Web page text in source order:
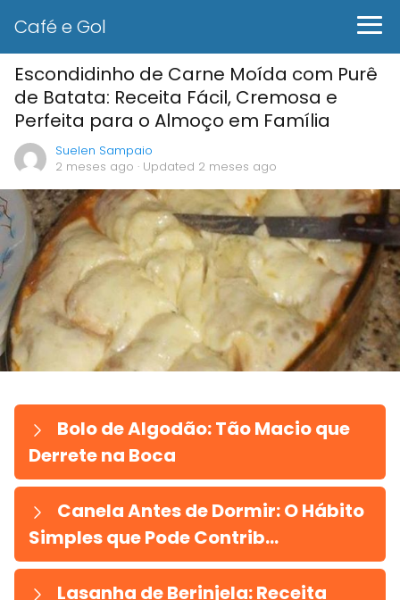
Café e Gol
Escondidinho de Carne Moída com Purê
de Batata: Receita Fácil, Cremosa e
Perfeita para o Almoço em Família
Suelen Sampaio
2 meses ago · Updated 2 meses ago
Bolo de Algodão: Tão Macio que
Derrete na Boca
Canela Antes de Dormir: O Hábito
Simples que Pode Contrib...
Lasanha de Berinjela: Receita